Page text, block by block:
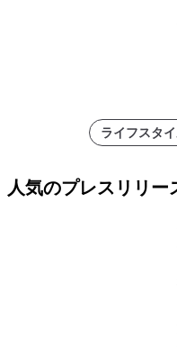
ライフスタ
人気のプレスリリー